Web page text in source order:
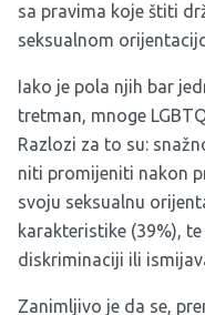
sa pravima koje štiti
seksualnom
Iako je pola njih bar
tretman, mnoge
Razlozi za to su:
niti promijeniti nakon
svoju seksualnu
karakteristike (39%),
diskriminaciji ili
Zanimljivo je da se,